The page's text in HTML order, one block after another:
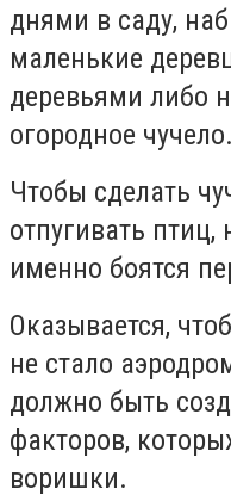
днями в саду,
маленькие
деревьями либо
огородное чучело.
Чтобы сделать
отпугивать птиц,
именно боятся
Оказывается,
не стало
должно быть
факторов,
воришки.